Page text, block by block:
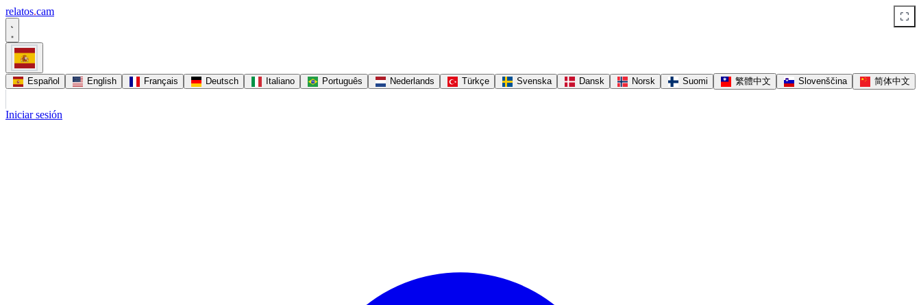
relatos.cam
Español English Français Deutsch Italiano Português Nederlands Türkçe Svenska Dansk Norsk Suomi 繁體中文 Slovenščina 简体中文
Iniciar sesión